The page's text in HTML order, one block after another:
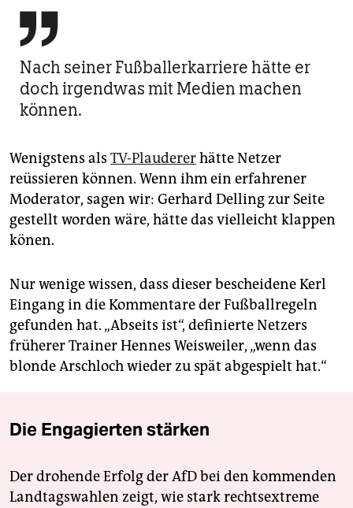

Nach seiner Fußballerkarriere hätte er
doch irgendwas mit Medien machen
können.
Wenigstens als TV-Plaudererhätte Netzer
reüssieren können. Wenn ihm ein erfahrener
Moderator, sagen wir: Gerhard Delling zur Seite
gestellt worden wäre, hätte das vielleicht klappen
könen.
Nur wenige wissen, dass dieser bescheidene Kerl
Eingang in die Kommentare der Fußballregeln
gefunden hat. „Abseits ist“, definierte Netzers
früherer Trainer Hennes Weisweiler, „wenn das
blonde Arschloch wieder zu spät abgespielt hat.“
Die Engagierten stärken
Der drohende Erfolg der AfD bei den kommenden
Landtagswahlen zeigt, wie stark rechtsextreme